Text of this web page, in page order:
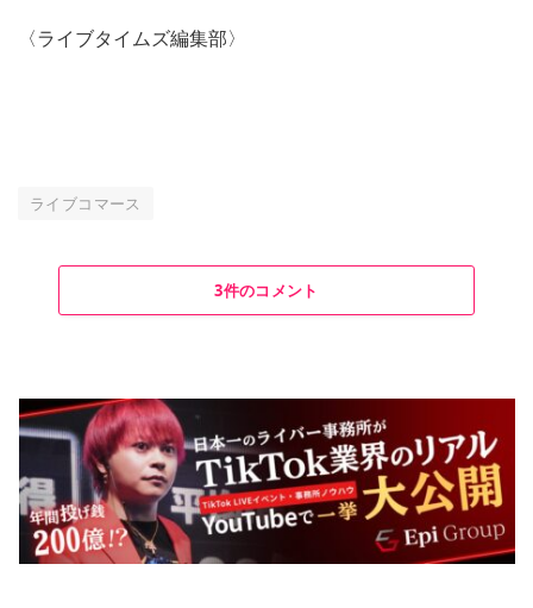
〈ライブタイムズ編集部〉
ライブコマース
3件のコメント